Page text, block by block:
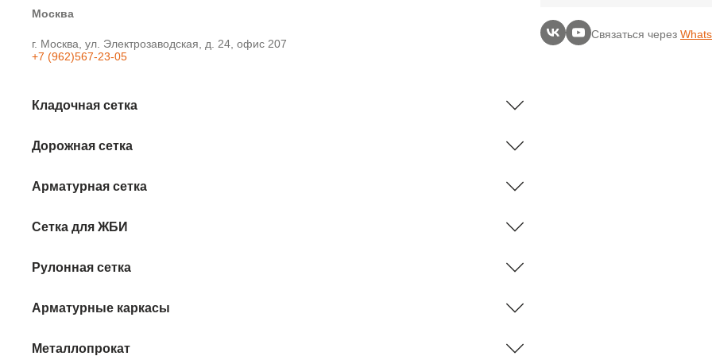
Москва
г. Москва, ул. Электрозаводская, д. 24, офис 207
+7 (962)567-23-05
Связаться через
Кладочная сетка
Дорожная сетка
Арматурная сетка
Сетка для ЖБИ
Рулонная сетка
Арматурные каркасы
Металлопрокат